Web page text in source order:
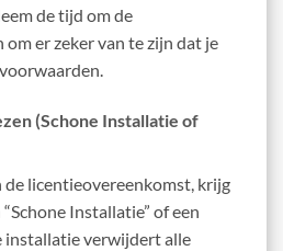
de tijd om de
er zeker van te zijn dat je
(Schone Installatie of
de licentieovereenkomst, krijg
Installatie” of een
installatie verwijdert alle